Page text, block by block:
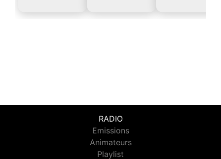
RADIO
Emissions
Animateurs
Playlist